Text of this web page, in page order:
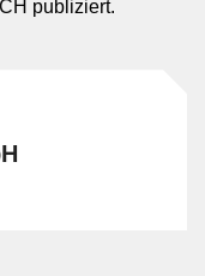
publiziert.